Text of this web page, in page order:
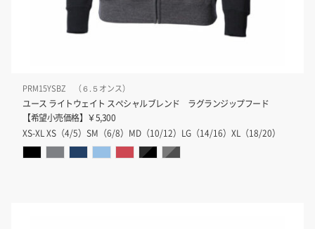
PRM15YSBZ （６.５オンス）
ユース ライトウェイト スペシャルブレンド ラグランジップフード
【希望小売価格】￥5,300
XS-XL XS（4/5）SM（6/8）MD（10/12）LG（14/16）XL（18/20）